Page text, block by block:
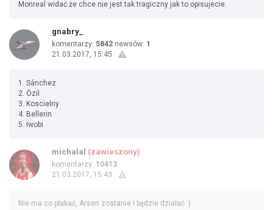
Monreal widać że chce nie jest tak tragiczny jak to opisujecie.
gnabry_
komentarzy: 5842 newsów: 1
21.03.2017, 15:45
1. Sánchez
2. Özil
3. Koscielny
4. Bellerin
5. Iwobi
michalal (zawieszony)
komentarzy: 10413
21.03.2017, 15:43
Nie ma co płakać, Arsen zostanie i będzie działać :)